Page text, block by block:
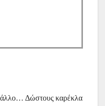
άλλο… Δώστους καρέκλα